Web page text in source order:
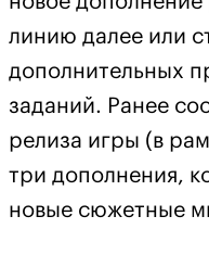
линию далее или
дополнительных
заданий. Ранее
релиза игры (в
три дополнения,
новые сюжетные